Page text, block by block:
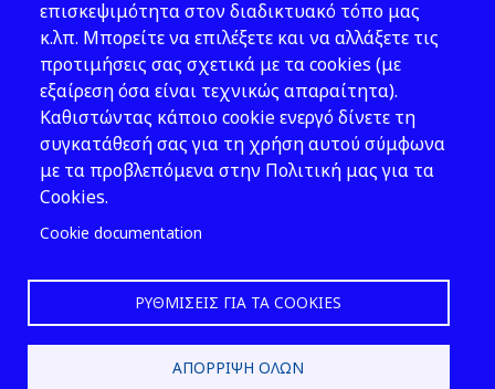
Εκδόσεις
Νέα - Εκδηλώσεις
Ακολουθήστε μας
επισκεψιμότητα στον διαδικτυακό τόπο μας
κ.λπ. Μπορείτε να επιλέξετε και να αλλάξετε τις
προτιμήσεις σας σχετικά με τα cookies (με
εξαίρεση όσα είναι τεχνικώς απαραίτητα).
Καθιστώντας κάποιο cookie ενεργό δίνετε τη
συγκατάθεσή σας για τη χρήση αυτού σύμφωνα
με τα προβλεπόμενα στην Πολιτική μας για τα
Cookies.
Cookie documentation
ΡΥΘΜΊΣΕΙΣ ΓΙΑ ΤΑ COOKIES
ΑΠΌΡΡΙΨΗ ΌΛΩΝ
2026 © ΕΛ.ΙΝ.Υ.Α.Ε.